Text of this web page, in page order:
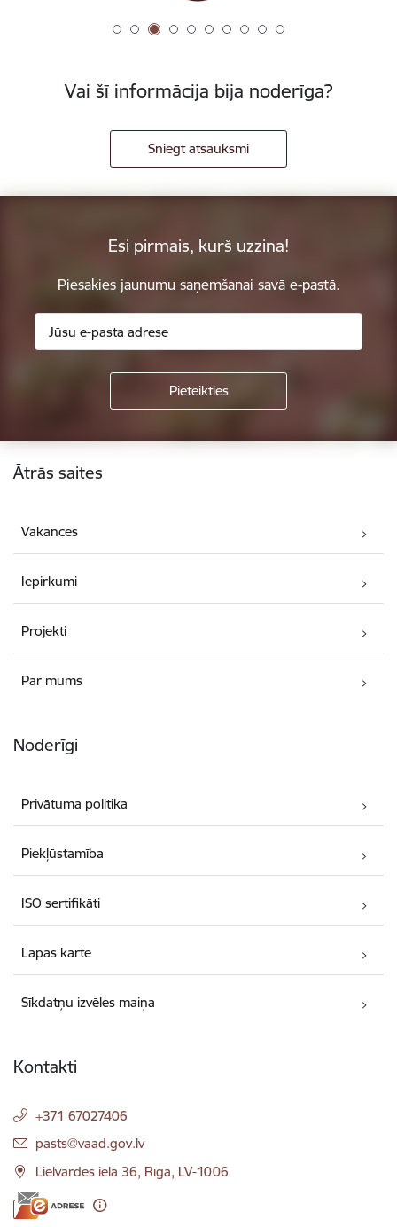
Vai šī informācija bija noderīga?
Sniegt atsauksmi
Esi pirmais, kurš uzzina!
Piesakies jaunumu saņemšanai savā e-pastā.
Kājene
Ātrās saites
Vakances
Iepirkumi
Projekti
Par mums
Noderīgi
Privātuma politika
Piekļūstamība
ISO sertifikāti
Lapas karte
Sīkdatņu izvēles maiņa
Kontakti
+371 67027406
E-pasts:
pasts@vaad.gov.lv
Lielvārdes iela 36, Rīga, LV-1006